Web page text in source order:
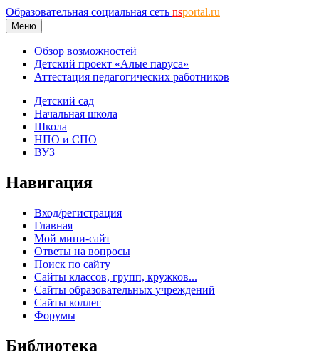
Образовательная социальная сеть nsportal.ru
Меню
Обзор возможностей
Детский проект «Алые паруса»
Аттестация педагогических работников
Детский сад
Начальная школа
Школа
НПО и СПО
ВУЗ
Навигация
Вход/регистрация
Главная
Мой мини-сайт
Ответы на вопросы
Поиск по сайту
Сайты классов, групп, кружков...
Сайты образовательных учреждений
Сайты коллег
Форумы
Библиотека